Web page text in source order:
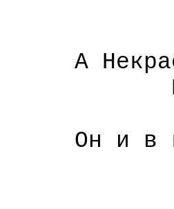
А
сын
Он и в
он и